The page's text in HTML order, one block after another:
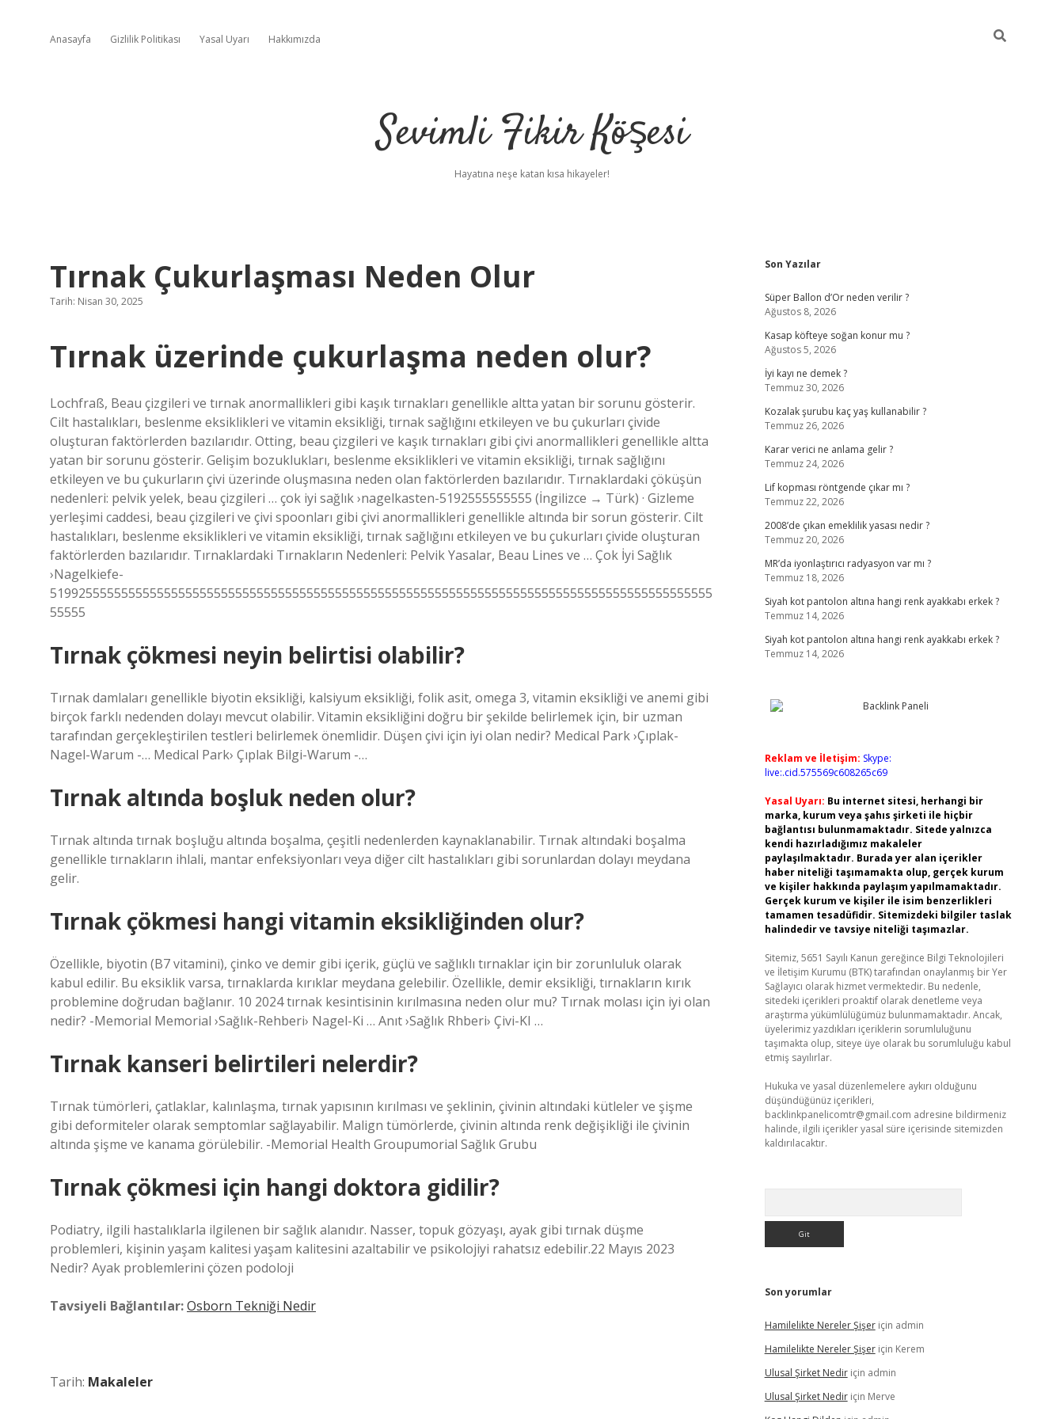
Anasayfa Gizlilik Politikası Yasal Uyarı Hakkımızda
Sevimli Fikir Köşesi
Hayatına neşe katan kısa hikayeler!
Tırnak Çukurlaşması Neden Olur
Tarih: Nisan 30, 2025
Tırnak üzerinde çukurlaşma neden olur?
Lochfraß, Beau çizgileri ve tırnak anormallikleri gibi kaşık tırnakları genellikle altta yatan bir sorunu gösterir.
Cilt hastalıkları, beslenme eksiklikleri ve vitamin eksikliği, tırnak sağlığını etkileyen ve bu çukurları çivide
oluşturan faktörlerden bazılarıdır. Otting, beau çizgileri ve kaşık tırnakları gibi çivi anormallikleri genellikle altta
yatan bir sorunu gösterir. Gelişim bozuklukları, beslenme eksiklikleri ve vitamin eksikliği, tırnak sağlığını
etkileyen ve bu çukurların çivi üzerinde oluşmasına neden olan faktörlerden bazılarıdır. Tırnaklardaki çöküşün
nedenleri: pelvik yelek, beau çizgileri … çok iyi sağlık ›nagelkasten-5192555555555 (İngilizce → Türk) · Gizleme
yerleşimi caddesi, beau çizgileri ve çivi spoonları gibi çivi anormallikleri genellikle altında bir sorun gösterir. Cilt
hastalıkları, beslenme eksiklikleri ve vitamin eksikliği, tırnak sağlığını etkileyen ve bu çukurları çivide oluşturan
faktörlerden bazılarıdır. Tırnaklardaki Tırnakların Nedenleri: Pelvik Yasalar, Beau Lines ve … Çok İyi Sağlık
›Nagelkiefe-
519925555555555555555555555555555555555555555555555555555555555555555555555555555555555555555
55555
Tırnak çökmesi neyin belirtisi olabilir?
Tırnak damlaları genellikle biyotin eksikliği, kalsiyum eksikliği, folik asit, omega 3, vitamin eksikliği ve anemi gibi
birçok farklı nedenden dolayı mevcut olabilir. Vitamin eksikliğini doğru bir şekilde belirlemek için, bir uzman
tarafından gerçekleştirilen testleri belirlemek önemlidir. Düşen çivi için iyi olan nedir? Medical Park ›Çıplak-
Nagel-Warum -… Medical Park› Çıplak Bilgi-Warum -…
Tırnak altında boşluk neden olur?
Tırnak altında tırnak boşluğu altında boşalma, çeşitli nedenlerden kaynaklanabilir. Tırnak altındaki boşalma
genellikle tırnakların ihlali, mantar enfeksiyonları veya diğer cilt hastalıkları gibi sorunlardan dolayı meydana
gelir.
Tırnak çökmesi hangi vitamin eksikliğinden olur?
Özellikle, biyotin (B7 vitamini), çinko ve demir gibi içerik, güçlü ve sağlıklı tırnaklar için bir zorunluluk olarak
kabul edilir. Bu eksiklik varsa, tırnaklarda kırıklar meydana gelebilir. Özellikle, demir eksikliği, tırnakların kırık
problemine doğrudan bağlanır. 10 2024 tırnak kesintisinin kırılmasına neden olur mu? Tırnak molası için iyi olan
nedir? -Memorial Memorial ›Sağlık-Rehberi› Nagel-Ki … Anıt ›Sağlık Rhberi› Çivi-KI …
Tırnak kanseri belirtileri nelerdir?
Tırnak tümörleri, çatlaklar, kalınlaşma, tırnak yapısının kırılması ve şeklinin, çivinin altındaki kütleler ve şişme
gibi deformiteler olarak semptomlar sağlayabilir. Malign tümörlerde, çivinin altında renk değişikliği ile çivinin
altında şişme ve kanama görülebilir. -Memorial Health Groupumorial Sağlık Grubu
Tırnak çökmesi için hangi doktora gidilir?
Podiatry, ilgili hastalıklarla ilgilenen bir sağlık alanıdır. Nasser, topuk gözyaşı, ayak gibi tırnak düşme
problemleri, kişinin yaşam kalitesi yaşam kalitesini azaltabilir ve psikolojiyi rahatsız edebilir.22 Mayıs 2023
Nedir? Ayak problemlerini çözen podoloji
Tavsiyeli Bağlantılar:Osborn Tekniği Nedir
Tarih: Makaleler
Sidebar
Son Yazılar
Süper Ballon d’Or neden verilir ?
Ağustos 8, 2026
Kasap köfteye soğan konur mu ?
Ağustos 5, 2026
İyi kayı ne demek ?
Temmuz 30, 2026
Kozalak şurubu kaç yaş kullanabilir ?
Temmuz 26, 2026
Karar verici ne anlama gelir ?
Temmuz 24, 2026
Lif kopması röntgende çıkar mı ?
Temmuz 22, 2026
2008’de çıkan emeklilik yasası nedir ?
Temmuz 20, 2026
MR’da iyonlaştırıcı radyasyon var mı ?
Temmuz 18, 2026
Siyah kot pantolon altına hangi renk ayakkabı erkek ?
Temmuz 14, 2026
Siyah kot pantolon altına hangi renk ayakkabı erkek ?
Temmuz 14, 2026
Reklam ve İletişim: Skype:
live:.cid.575569c608265c69
Yasal Uyarı: Bu internet sitesi, herhangi bir
marka, kurum veya şahıs şirketi ile hiçbir
bağlantısı bulunmamaktadır. Sitede yalnızca
kendi hazırladığımız makaleler
paylaşılmaktadır. Burada yer alan içerikler
haber niteliği taşımamakta olup, gerçek kurum
ve kişiler hakkında paylaşım yapılmamaktadır.
Gerçek kurum ve kişiler ile isim benzerlikleri
tamamen tesadüfidir. Sitemizdeki bilgiler taslak
halindedir ve tavsiye niteliği taşımazlar.
Sitemiz, 5651 Sayılı Kanun gereğince Bilgi Teknolojileri
ve İletişim Kurumu (BTK) tarafından onaylanmış bir Yer
Sağlayıcı olarak hizmet vermektedir. Bu nedenle,
sitedeki içerikleri proaktif olarak denetleme veya
araştırma yükümlülüğümüz bulunmamaktadır. Ancak,
üyelerimiz yazdıkları içeriklerin sorumluluğunu
taşımakta olup, siteye üye olarak bu sorumluluğu kabul
etmiş sayılırlar.
Hukuka ve yasal düzenlemelere aykırı olduğunu
düşündüğünüz içerikleri,
backlinkpanelicomtr@gmail.com adresine bildirmeniz
halinde, ilgili içerikler yasal süre içerisinde sitemizden
kaldırılacaktır.
Son yorumlar
Hamilelikte Nereler Şişeriçin admin
Hamilelikte Nereler Şişeriçin Kerem
Ulusal Şirket Nediriçin admin
Ulusal Şirket Nediriçin Merve